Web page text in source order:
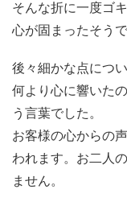
そんな折に一度ゴ
心が固まったそうで
後々細かな点につ
何より心に響いた
う言葉でした。
お客様の心からの
われます。お二人
ません。